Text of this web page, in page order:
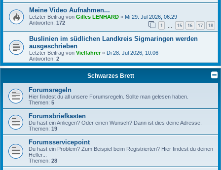
Meine Video Aufnahmen...
Letzter Beitrag von Gilles LENHARD « Mi 29. Jul 2026, 06:29
Antworten: 172 1 15 16 17 18
Buslinien im südlichen Landkreis Sigmaringen werden
ausgeschrieben
Letzter Beitrag von Vielfahrer« Di 28. Jul 2026, 10:06
Antworten: 2
Schwarzes Brett
Forumsregeln
Hier findest du all unsere Forumsregeln. Sollte man gelesen haben.
Themen: 5
Forumsbriefkasten
Du hast ein Anliegen? Oder einen Wunsch? Dann ist dies deine Adresse.
Themen: 19
Forumsservicepoint
Du hast ein Problem? Zum Beispiel beim Registrierten? Hier findest du deinen
Helfer...
Themen: 28